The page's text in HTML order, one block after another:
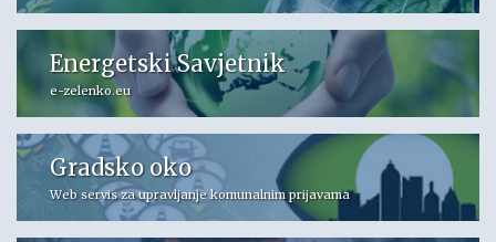
Energetski Savjetnik
e-zelenko.eu
Gradsko oko
Web servis za upravljanje komunalnim prijavama